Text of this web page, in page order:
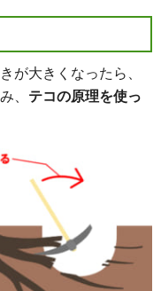
が大きくなったら、
、 テコの原理を使っ